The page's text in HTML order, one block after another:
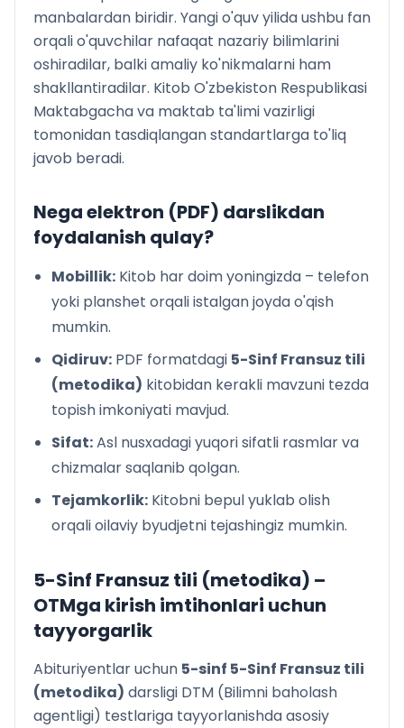
manbalardan biridir. Yangi o'quv yilida ushbu fan
orqali o'quvchilar nafaqat nazariy bilimlarini
oshiradilar, balki amaliy ko'nikmalarni ham
shakllantiradilar. Kitob O'zbekiston Respublikasi
Maktabgacha va maktab ta'limi vazirligi
tomonidan tasdiqlangan standartlarga to'liq
javob beradi.
Nega elektron (PDF) darslikdan
foydalanish qulay?
Mobillik: Kitob har doim yoningizda – telefon
yoki planshet orqali istalgan joyda o'qish
mumkin.
Qidiruv: PDF formatdagi 5-Sinf Fransuz tili
(metodika) kitobidan kerakli mavzuni tezda
topish imkoniyati mavjud.
Sifat:Asl nusxadagi yuqori sifatli rasmlar va
chizmalar saqlanib qolgan.
Tejamkorlik: Kitobni bepul yuklab olish
orqali oilaviy byudjetni tejashingiz mumkin.
5-Sinf Fransuz tili (metodika) –
OTMga kirish imtihonlari uchun
tayyorgarlik
Abituriyentlar uchun 5-sinf 5-Sinf Fransuz tili
(metodika) darsligi DTM (Bilimni baholash
agentligi) testlariga tayyorlanishda asosiy